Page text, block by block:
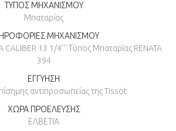
ΤΥΠΟΣ ΜΗΧΑΝΙΣΜΟΥ
Μπαταρίας
ΜΗΧΑΝΙΣΜΟΥ
CALIBER 13 1/4''' Τύπος Μπαταρίας RENATA
394
ΕΓΓΥΗΣΗ
αντιπροσωπείας της Tissot
ΧΩΡΑ ΠΡΟΕΛΕΥΣΗΣ
ΕΛΒΕΤΙΑ